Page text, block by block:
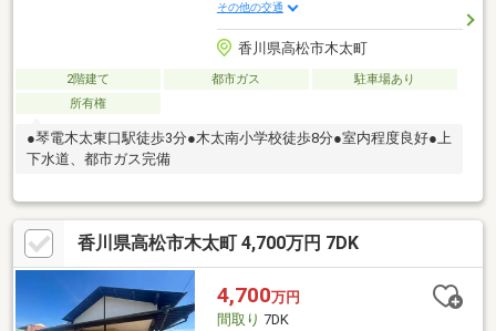
その他の交通
香川県高松市木太町
2階建て 都市ガス
駐車場あり
所有権
●琴電木太東口駅徒歩3分●木太南小学校徒歩8分●室内程度良好●上
下水道、都市ガス完備
香川県高松市木太町 4,700万円 7DK
4,700万円
間取り 7DK